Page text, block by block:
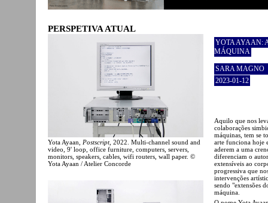
PERSPETIVA ATUAL
Yota Ayaan, Postscript, 2022. Multi-channel sound and
video, 9' loop, office furniture, computers, servers,
monitors, speakers, cables, wifi routers, wall paper. ©
Yota Ayaan / Atelier Concorde
YOTA AYAAN:
MÁQUINA
SARA MAGNO
2023-01-12
Aquilo que nos
colaborações
máquinas, tem se
arte funciona hoje
aderem a uma
diferenciam o
extensíveis ao
progressiva que
intervenções
sendo "extensões
máquina.